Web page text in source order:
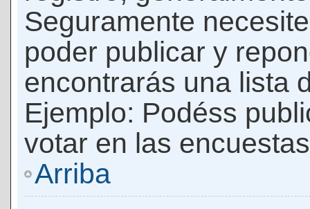
Seguramente
poder publicar y
encontrarás una lista
Ejemplo: Podéss
votar en las
Arriba